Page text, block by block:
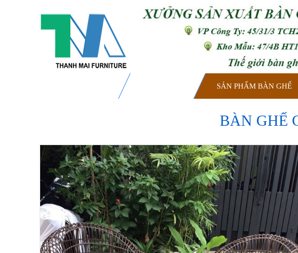
SẢN PHẨM BÀN GHẾ
BÀN GHẾ